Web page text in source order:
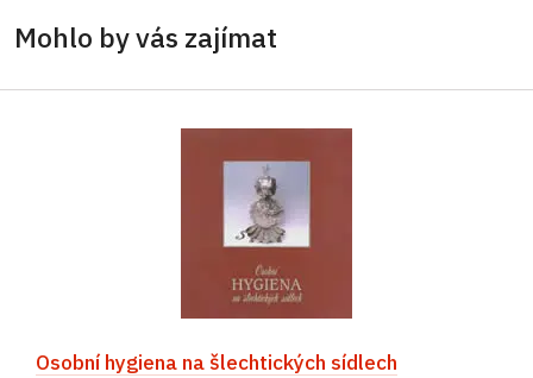
Mohlo by vás zajímat
Osobní hygiena na šlechtických sídlech